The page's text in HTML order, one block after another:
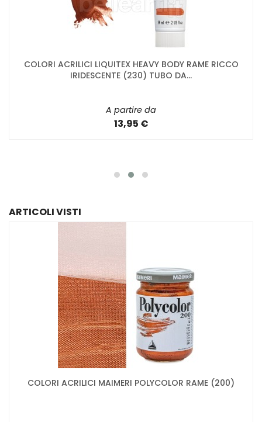
COLORI ACRILICI LIQUITEX HEAVY BODY RAME RICCO
IRIDESCENTE (230) TUBO DA...
A partire da
13,95 €
ARTICOLI VISTI
COLORI ACRILICI MAIMERI POLYCOLOR RAME (200)